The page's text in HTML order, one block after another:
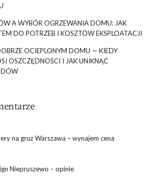
A WYBÓR OGRZEWANIA DOMU: JAK
DO POTRZEB I KOSZTÓW EKSPLOATACJI
OCIEPLONYM DOMU — KIEDY
OSZCZĘDNOŚCI I JAK UNIKNĄĆ
na gruz Warszawa – wynajem cena
Niepruszewo – opinie